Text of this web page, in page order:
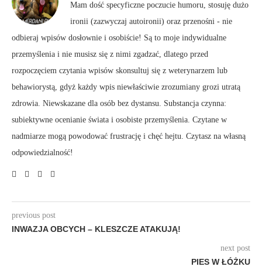
Mam dość specyficzne poczucie humoru, stosuję dużo
ironii (zazwyczaj autoironii) oraz przenośni - nie
odbieraj wpisów dosłownie i osobiście! Są to moje indywidualne
przemyślenia i nie musisz się z nimi zgadzać, dlatego przed
rozpoczęciem czytania wpisów skonsultuj się z weterynarzem lub
behawiorystą, gdyż każdy wpis niewłaściwie zrozumiany grozi utratą
zdrowia. Niewskazane dla osób bez dystansu. Substancja czynna:
subiektywne ocenianie świata i osobiste przemyślenia. Czytane w
nadmiarze mogą powodować frustrację i chęć hejtu. Czytasz na własną
odpowiedzialność!
previous post
INWAZJA OBCYCH – KLESZCZE ATAKUJĄ!
next post
PIES W ŁÓŻKU